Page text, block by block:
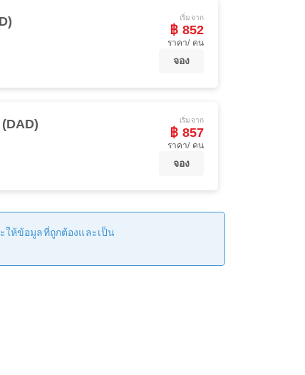
เริ่มจาก
฿ 852
ราคา/ คน
จอง
เริ่มจาก
฿ 857
ราคา/ คน
จอง
ให้ข้อมูลที่ถูกต้องและเป็น